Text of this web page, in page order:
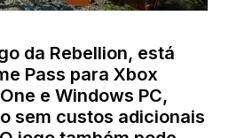
da Rebellion, está
Pass para Xbox
e Windows PC,
sem custos adicionais